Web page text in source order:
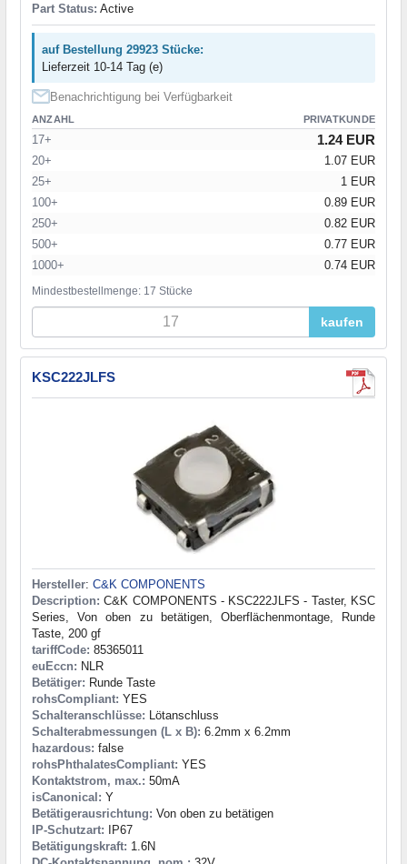
Part Status: Active
auf Bestellung 29923 Stücke:
Lieferzeit 10-14 Tag (e)
Benachrichtigung bei Verfügbarkeit
ANZAHL PRIVATKUNDE
17+ 1.24 EUR
20+
1.07 EUR
25+
1 EUR
100+
0.89 EUR
250+
0.82 EUR
500+
0.77 EUR
1000+
0.74 EUR
Mindestbestellmenge: 17 Stücke
kaufen
KSC222JLFS
Hersteller: C&K COMPONENTS
Description: C&K COMPONENTS - KSC222JLFS - Taster, KSC
Series, Von oben zu betätigen, Oberflächenmontage, Runde
Taste, 200 gf
tariffCode: 85365011
euEccn: NLR
Betätiger: Runde Taste
rohsCompliant: YES
Schalteranschlüsse: Lötanschluss
Schalterabmessungen (L x B): 6.2mm x 6.2mm
hazardous: false
rohsPhthalatesCompliant: YES
Kontaktstrom, max.: 50mA
isCanonical: Y
Betätigerausrichtung: Von oben zu betätigen
IP-Schutzart: IP67
Betätigungskraft: 1.6N